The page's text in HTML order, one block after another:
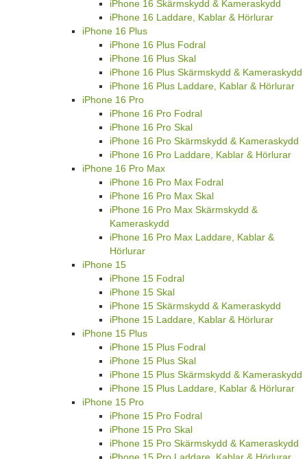
iPhone 16 Skärmskydd & Kameraskydd
iPhone 16 Laddare, Kablar & Hörlurar
iPhone 16 Plus
iPhone 16 Plus Fodral
iPhone 16 Plus Skal
iPhone 16 Plus Skärmskydd & Kameraskydd
iPhone 16 Plus Laddare, Kablar & Hörlurar
iPhone 16 Pro
iPhone 16 Pro Fodral
iPhone 16 Pro Skal
iPhone 16 Pro Skärmskydd & Kameraskydd
iPhone 16 Pro Laddare, Kablar & Hörlurar
iPhone 16 Pro Max
iPhone 16 Pro Max Fodral
iPhone 16 Pro Max Skal
iPhone 16 Pro Max Skärmskydd &
Kameraskydd
iPhone 16 Pro Max Laddare, Kablar &
Hörlurar
iPhone 15
iPhone 15 Fodral
iPhone 15 Skal
iPhone 15 Skärmskydd & Kameraskydd
iPhone 15 Laddare, Kablar & Hörlurar
iPhone 15 Plus
iPhone 15 Plus Fodral
iPhone 15 Plus Skal
iPhone 15 Plus Skärmskydd & Kameraskydd
iPhone 15 Plus Laddare, Kablar & Hörlurar
iPhone 15 Pro
iPhone 15 Pro Fodral
iPhone 15 Pro Skal
iPhone 15 Pro Skärmskydd & Kameraskydd